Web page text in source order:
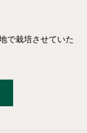
で栽培させていた